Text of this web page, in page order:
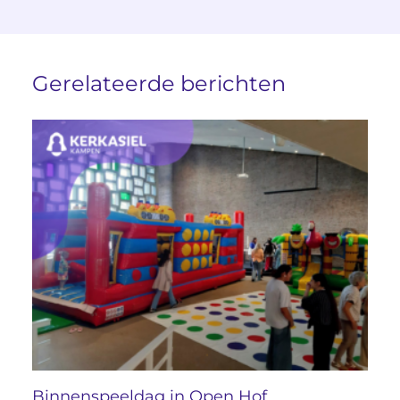
Gerelateerde berichten
Binnenspeeldag in Open Hof